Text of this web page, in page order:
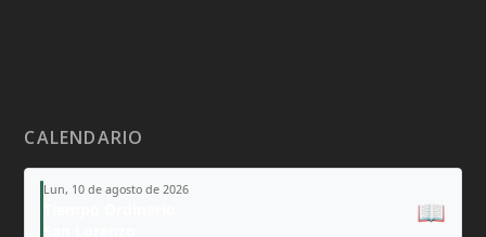
CALENDARIO
Lun, 10 de agosto de 2026
📖